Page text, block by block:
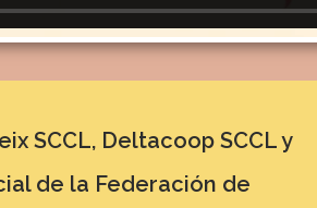
SCCL, Deltacoop SCCL y
de la Federación de